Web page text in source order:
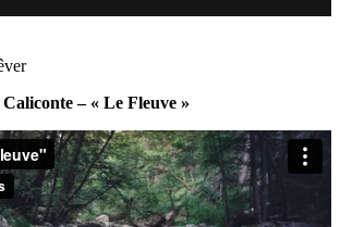
Caliconte – « Le Fleuve »